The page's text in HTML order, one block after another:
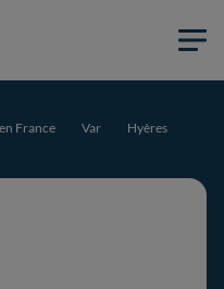
France Var
Hyères